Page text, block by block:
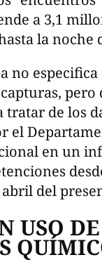
a 3,1
la noche
no
pero
tratar de los
el
en un
abril del
USO DE